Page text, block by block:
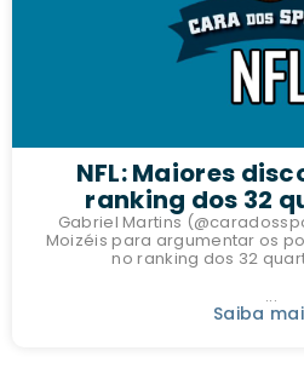
NFL: Maiores
ranking dos 32
Gabriel Martins
Moizéis para argumentar os
no ranking dos 32
...
Saiba